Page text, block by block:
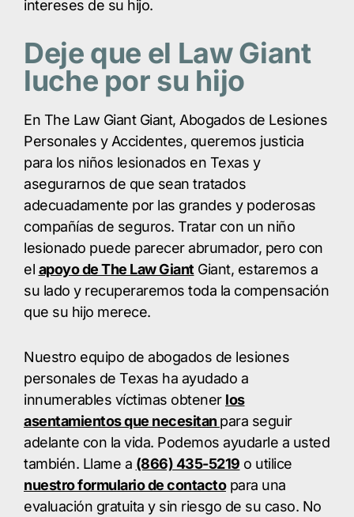
intereses de su hijo.
Deje que el Law Giant
luche por su hijo
En The Law Giant Giant, Abogados de Lesiones
Personales y Accidentes, queremos justicia
para los niños lesionados en Texas y
asegurarnos de que sean tratados
adecuadamente por las grandes y poderosas
compañías de seguros. Tratar con un niño
lesionado puede parecer abrumador, pero con
el apoyo de The Law Giant Giant, estaremos a
su lado y recuperaremos toda la compensación
que su hijo merece.
Nuestro equipo de abogados de lesiones
personales de Texas ha ayudado a
innumerables víctimas obtener los
asentamientos que necesitan para seguir
adelante con la vida. Podemos ayudarle a usted
también. Llame a (866) 435-5219 o utilice
nuestro formulario de contactopara una
evaluación gratuita y sin riesgo de su caso. No